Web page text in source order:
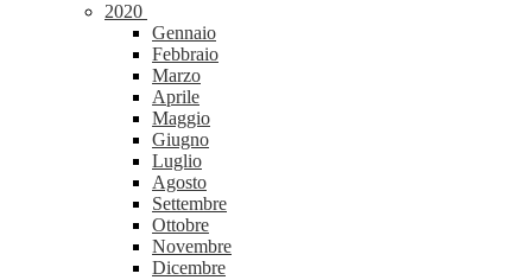
2020
Gennaio
Febbraio
Marzo
Aprile
Maggio
Giugno
Luglio
Agosto
Settembre
Ottobre
Novembre
Dicembre